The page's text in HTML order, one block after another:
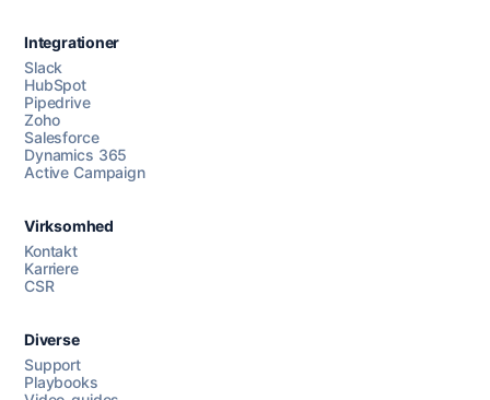
Chat med os
AI Campaign Assist
Integrationer
Slack
HubSpot
Pipedrive
Zoho
Salesforce
Dynamics 365
Active Campaign
Virksomhed
Kontakt
Karriere
CSR
Diverse
Support
Playbooks